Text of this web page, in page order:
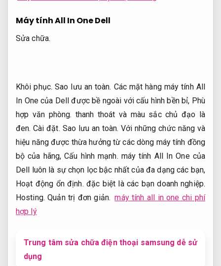
Máy tính All In One Dell
Sửa chữa.
Khôi phục. Sao lưu an toàn. Các mặt hàng máy tính All
In One của Dell được bề ngoài với cấu hình bền bỉ, Phù
hợp văn phòng. thanh thoát và màu sắc chủ đạo là
đen.Cài đặt. Sao lưu an toàn. Với những chức năng và
hiệu năng được thừa hưởng từ các dòng máy tính đồng
bộ của hãng,Cấu hình mạnh. máy tính All In One của
Dell luôn là sự chọn lọc bậc nhất của đa dạng các bạn,
Hoạt động ổn định. đặc biệt là các bạn doanh nghiệp.
Hosting. Quản trị đơn giản. máy tính all in one chi phí
hợp lý
Trung tâm sửa chữa điện thoại samsung dễ sử
dụng